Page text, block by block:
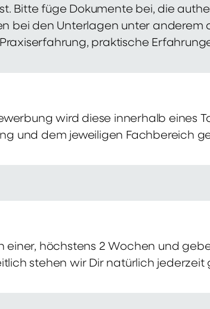
Bitte füge Dokumente bei, die
bei den Unterlagen unter anderem
praktische
wird diese innerhalb eines
und dem jeweiligen Fachbereich
einer, höchstens 2 Wochen und
stehen wir Dir natürlich jederzeit